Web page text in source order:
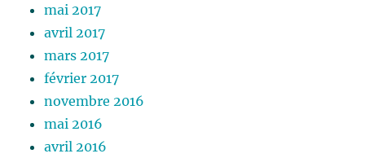
mai 2017
avril 2017
mars 2017
février 2017
novembre 2016
mai 2016
avril 2016